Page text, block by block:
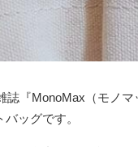
誌『MonoMax（モノ
ッグです。